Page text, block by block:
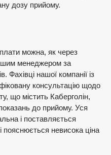
дозу прийому.
можна, як через
менеджером за
нашої компанії із
консультацію щодо
що містить Каберголін,
до прийому. Уся
і поставляється
пояснюється невисока ціна